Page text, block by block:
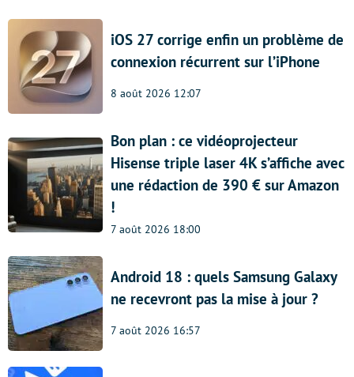
iOS 27 corrige enfin un problème de
connexion récurrent sur l’iPhone
8 août 2026 12:07
Bon plan : ce vidéoprojecteur
Hisense triple laser 4K s’affiche avec
une rédaction de 390 € sur Amazon
!
7 août 2026 18:00
Android 18 : quels Samsung Galaxy
ne recevront pas la mise à jour ?
7 août 2026 16:57